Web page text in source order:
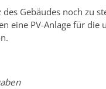
des Gebäudes noch zu
eine PV-Anlage für die